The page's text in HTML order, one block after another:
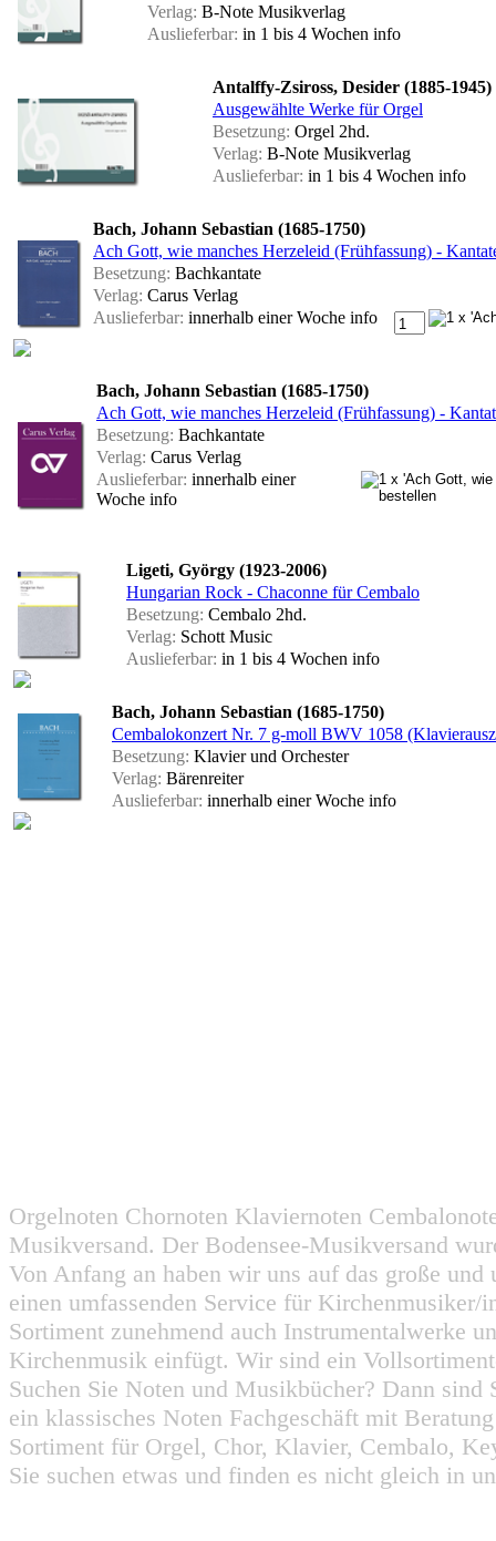
Verlag: B-Note Musikverlag
Auslieferbar: in 1 bis 4 Wochen info
Antalffy-Zsiross, Desider (1885-1945)
Ausgewählte Werke für Orgel
Besetzung: Orgel 2hd.
Verlag: B-Note Musikverlag
Auslieferbar: in 1 bis 4 Wochen info
Bach, Johann Sebastian (1685-1750)
Ach Gott, wie manches Herzeleid (Frühfassung) -
Besetzung: Bachkantate
Verlag: Carus Verlag
Auslieferbar: innerhalb einer Woche info
Bach, Johann Sebastian (1685-1750)
Ach Gott, wie manches Herzeleid (Frühfassung) -
Besetzung: Bachkantate
Verlag: Carus Verlag
Auslieferbar: innerhalb einer
Woche info
Ligeti, György (1923-2006)
Hungarian Rock - Chaconne für Cembalo
Besetzung: Cembalo 2hd.
Verlag: Schott Music
Auslieferbar: in 1 bis 4 Wochen info
Bach, Johann Sebastian (1685-1750)
Cembalokonzert Nr. 7 g-moll BWV 1058
Besetzung: Klavier und Orchester
Verlag: Bärenreiter
Auslieferbar: innerhalb einer Woche info
Orgelnoten Chornoten Klaviernoten
Musikversand. Der Bodensee-Musikversand
Von Anfang an haben wir uns auf das große
einen umfassenden Service für
Sortiment zunehmend auch Instrumentalwerke
Kirchenmusik einfügt. Wir sind ein
Suchen Sie Noten und Musikbücher? Dann
ein klassisches Noten Fachgeschäft mit
Sortiment für Orgel, Chor, Klavier, Cembalo,
Sie suchen etwas und finden es nicht gleich in